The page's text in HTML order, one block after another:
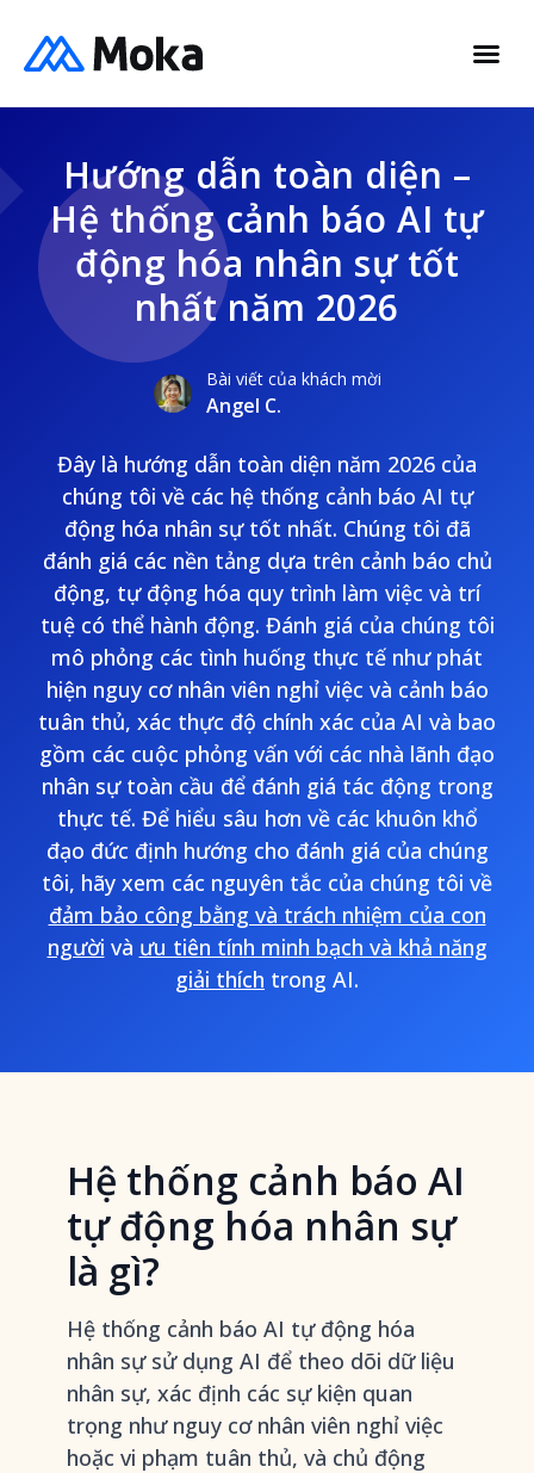
Hướng dẫn toàn diện –
Hệ thống cảnh báo AI tự
động hóa nhân sự tốt
nhất năm 2026
Bài viết của khách mời
Angel C.
Đây là hướng dẫn toàn diện năm 2026 của
chúng tôi về các hệ thống cảnh báo AI tự
động hóa nhân sự tốt nhất. Chúng tôi đã
đánh giá các nền tảng dựa trên cảnh báo chủ
động, tự động hóa quy trình làm việc và trí
tuệ có thể hành động. Đánh giá của chúng tôi
mô phỏng các tình huống thực tế như phát
hiện nguy cơ nhân viên nghỉ việc và cảnh báo
tuân thủ, xác thực độ chính xác của AI và bao
gồm các cuộc phỏng vấn với các nhà lãnh đạo
nhân sự toàn cầu để đánh giá tác động trong
thực tế. Để hiểu sâu hơn về các khuôn khổ
đạo đức định hướng cho đánh giá của chúng
tôi, hãy xem các nguyên tắc của chúng tôi về
đảm bảo công bằng và trách nhiệm của con
người và ưu tiên tính minh bạch và khả năng
giải thích trong AI.
Hệ thống cảnh báo AI
tự động hóa nhân sự
là gì?
Hệ thống cảnh báo AI tự động hóa
nhân sự sử dụng AI để theo dõi dữ liệu
nhân sự, xác định các sự kiện quan
trọng như nguy cơ nhân viên nghỉ việc
hoặc vi phạm tuân thủ, và chủ động